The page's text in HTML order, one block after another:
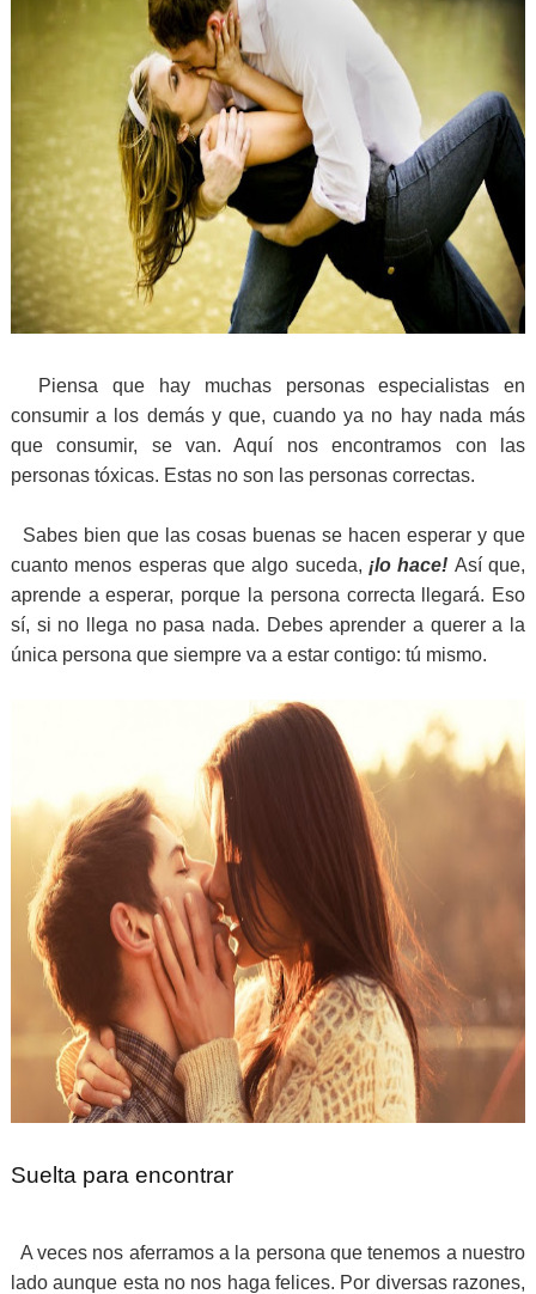
Piensa que hay muchas personas especialistas en
consumir a los demás y que, cuando ya no hay nada más
que consumir, se van. Aquí nos encontramos con las
personas tóxicas. Estas no son las personas correctas.
Sabes bien que las cosas buenas se hacen esperar y que
cuanto menos esperas que algo suceda, ¡lo hace! Así que,
aprende a esperar, porque la persona correcta llegará. Eso
sí, si no llega no pasa nada. Debes aprender a querer a la
única persona que siempre va a estar contigo: tú mismo.
Suelta para encontrar
A veces nos aferramos a la persona que tenemos a nuestro
lado aunque esta no nos haga felices. Por diversas razones,